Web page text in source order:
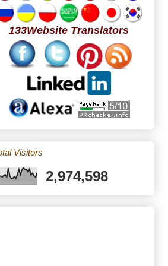
133Website Translators
Visitors
2,974,598